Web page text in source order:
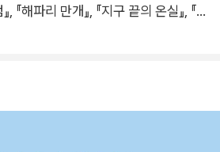
, 『해파리 만개』, 『지구 끝의 온실』, 『파
등을 수상했다. 사진출처 : ⓒ 해란